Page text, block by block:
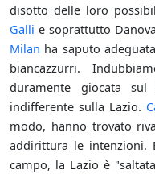
disotto delle loro
Galli e soprattutto
Milan ha saputo
biancazzurri.
duramente giocata
indifferente sulla Lazio.
modo, hanno trovato
addirittura le intenzioni.
campo, la Lazio è